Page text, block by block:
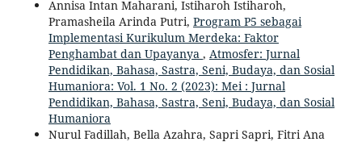
Annisa Intan Maharani, Istiharoh Istiharoh,
Pramasheila Arinda Putri, Program P5 sebagai
Implementasi Kurikulum Merdeka: Faktor
Penghambat dan Upayanya , Atmosfer: Jurnal
Pendidikan, Bahasa, Sastra, Seni, Budaya, dan Sosial
Humaniora: Vol. 1 No. 2 (2023): Mei : Jurnal
Pendidikan, Bahasa, Sastra, Seni, Budaya, dan Sosial
Humaniora
Nurul Fadillah, Bella Azahra, Sapri Sapri, Fitri Ana